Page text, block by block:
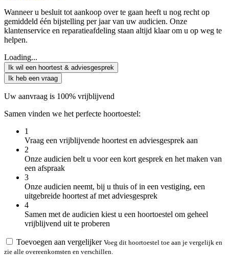
Wanneer u besluit tot aankoop over te gaan heeft u nog recht op
gemiddeld één bijstelling per jaar van uw audicien. Onze
klantenservice en reparatieafdeling staan altijd klaar om u op weg te
helpen.
Loading...
Ik wil een hoortest & adviesgesprek
Ik heb een vraag
Uw aanvraag is 100% vrijblijvend
Samen vinden we het perfecte hoortoestel:
1
Vraag een vrijblijvende hoortest en adviesgesprek aan
2
Onze audicien belt u voor een kort gesprek en het maken van
een afspraak
3
Onze audicien neemt, bij u thuis of in een vestiging, een
uitgebreide hoortest af met adviesgesprek
4
Samen met de audicien kiest u een hoortoestel om geheel
vrijblijvend uit te proberen
Toevoegen aan vergelijker Voeg dit hoortoestel toe aan je vergelijk en
zie alle overeenkomsten en verschillen.